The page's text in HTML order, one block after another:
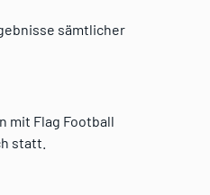
sämtlicher
mit Flag Football
statt.